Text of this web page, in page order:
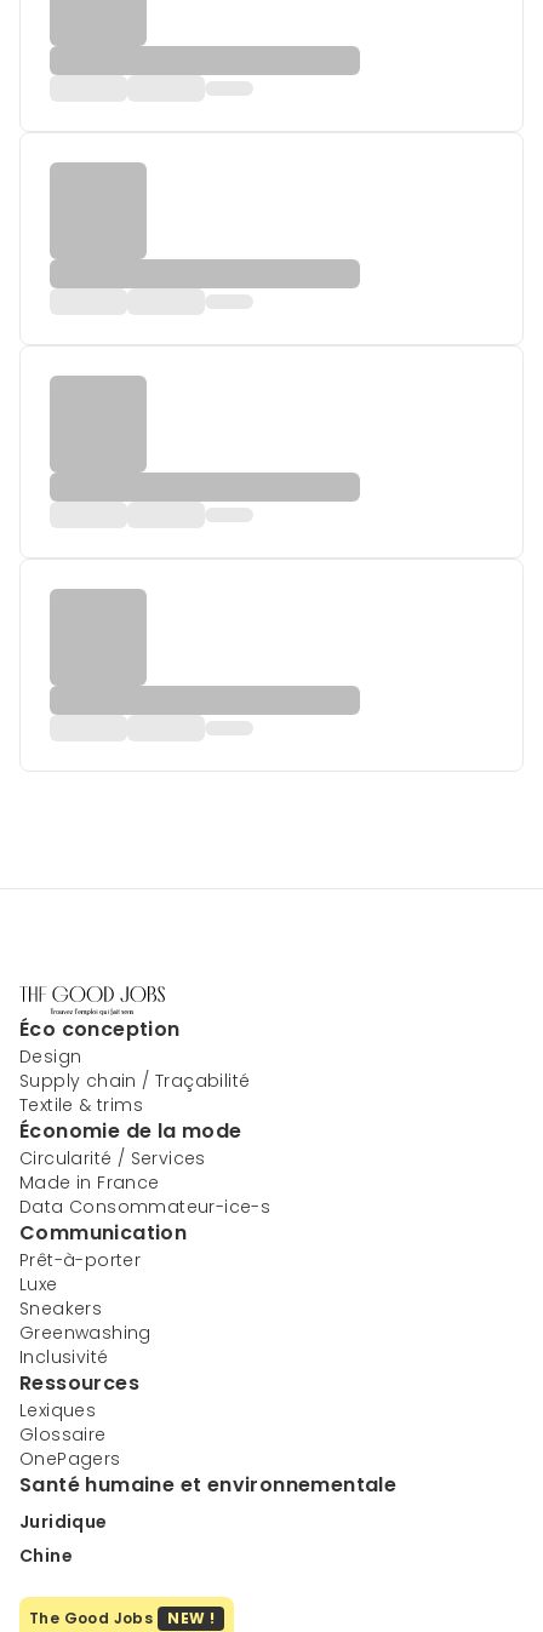
Éco conception
Design
Supply chain / Traçabilité
Textile & trims
Économie de la mode
Circularité / Services
Made in France
Data Consommateur-ice-s
Communication
Prêt-à-porter
Luxe
Sneakers
Greenwashing
Inclusivité
Ressources
Lexiques
Glossaire
OnePagers
Santé humaine et environnementale
Juridique
Chine
The Good Jobs NEW !